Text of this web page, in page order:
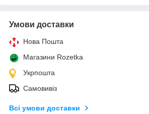
Умови доставки
Нова Пошта
Магазини Rozetka
Укрпошта
Самовивіз
Всі умови доставки